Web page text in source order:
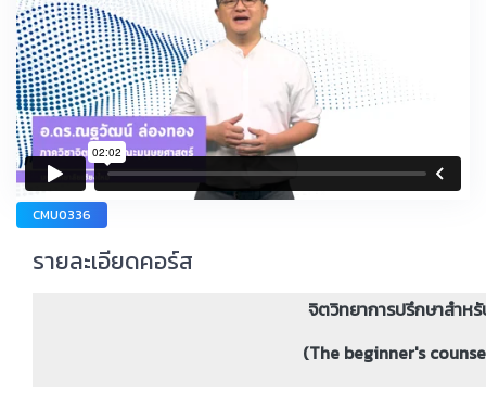
CMU0336
รายละเอียดคอร์ส
จิตวิทยาการปรึกษาสำห
(The beginner's